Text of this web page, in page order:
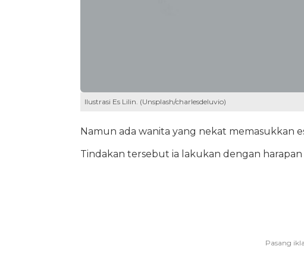
Ilustrasi Es Lilin. (Unsplash/charlesdeluvio)
Namun ada wanita yang nekat memasukkan
Tindakan tersebut ia lakukan dengan harapan